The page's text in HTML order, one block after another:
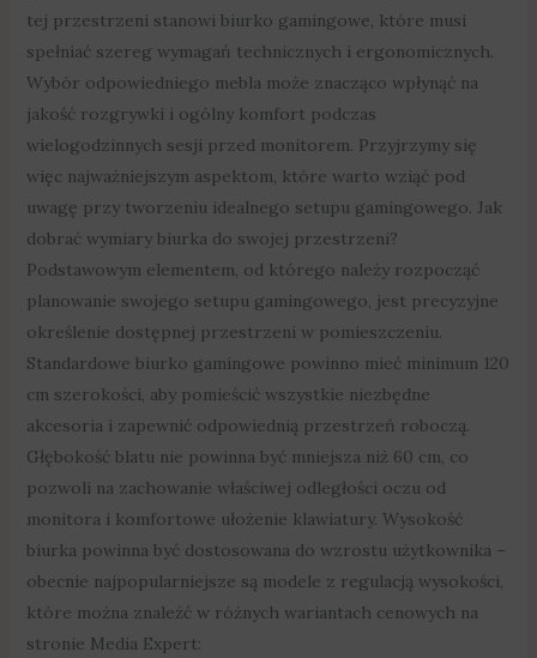
tej przestrzeni stanowi biurko gamingowe, które musi
spełniać szereg wymagań technicznych i ergonomicznych.
Wybór odpowiedniego mebla może znacząco wpłynąć na
jakość rozgrywki i ogólny komfort podczas
wielogodzinnych sesji przed monitorem. Przyjrzymy się
więc najważniejszym aspektom, które warto wziąć pod
uwagę przy tworzeniu idealnego setupu gamingowego. Jak
dobrać wymiary biurka do swojej przestrzeni?
Podstawowym elementem, od którego należy rozpocząć
planowanie swojego setupu gamingowego, jest precyzyjne
określenie dostępnej przestrzeni w pomieszczeniu.
Standardowe biurko gamingowe powinno mieć minimum 120
cm szerokości, aby pomieścić wszystkie niezbędne
akcesoria i zapewnić odpowiednią przestrzeń roboczą.
Głębokość blatu nie powinna być mniejsza niż 60 cm, co
pozwoli na zachowanie właściwej odległości oczu od
monitora i komfortowe ułożenie klawiatury. Wysokość
biurka powinna być dostosowana do wzrostu użytkownika –
obecnie najpopularniejsze są modele z regulacją wysokości,
które można znaleźć w różnych wariantach cenowych na
stronie Media Expert: